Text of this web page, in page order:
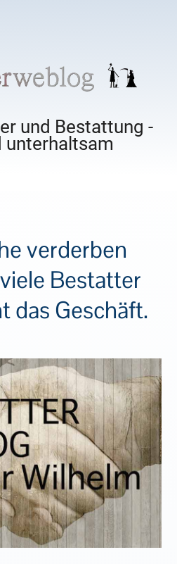
und Bestattung -
verderben
Bestatter
das Geschäft.